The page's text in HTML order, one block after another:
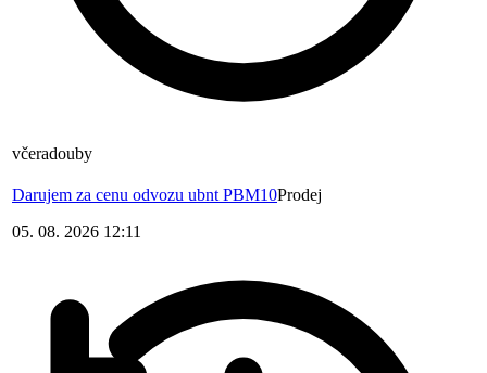
včeradouby
Darujem za cenu odvozu ubnt PBM10Prodej
05. 08. 2026 12:11